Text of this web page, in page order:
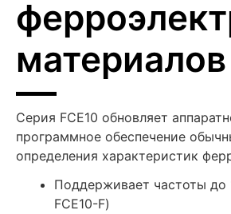
материалов
Серия FCE10 обновляет
программное обеспечение
определения характеристик
Поддерживает частоты до
FCE10-F)